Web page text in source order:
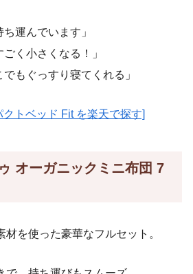
ち運んでいます」
ごく小さくなる！」
でもぐっすり寝てくれる」
トベッド Fit を楽天で探す]
オーガニックミニ布団 7
を使った豪華なフルセット。